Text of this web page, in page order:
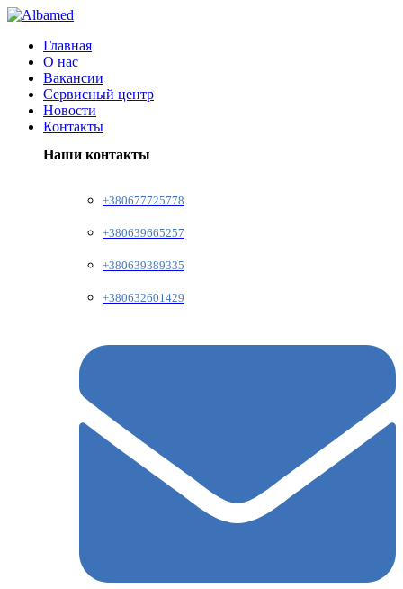
Главная
О нас
Вакансии
Сервисный центр
Новости
Контакты
Наши контакты
+380677725778
+380639665257
+380639389335
+380632601429